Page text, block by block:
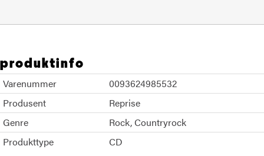
produktinfo
Varenummer
0093624985532
Produsent
Reprise
Genre
Rock Countryrock
Produkttype
CD